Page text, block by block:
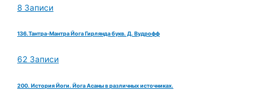
8 Записи
136.Тантра-Мантра Йога Гирлянда букв. Д. Вудрофф
62 Записи
200. История Йоги. Йога Асаны в различных источниках.